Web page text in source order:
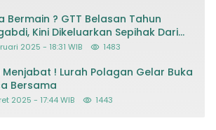
Bermain ? GTT Belasan Tahun
Kini Dikeluarkan Sepihak Dari
2025 - 18:31 WIB 1483
Menjabat ! Lurah Polagan Gelar Buka
Bersama
2025 - 17:44 WIB 1443